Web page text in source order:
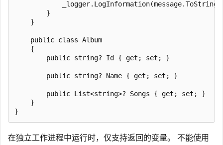
        }
    }
    public class Album
    {
        public string? Id { get; set; }
        public string? Name { get; set; }
        public List<string>? Songs { get; set; }
    }
在独立工作进程中运行时，仅支持返回的变量。 不能使用